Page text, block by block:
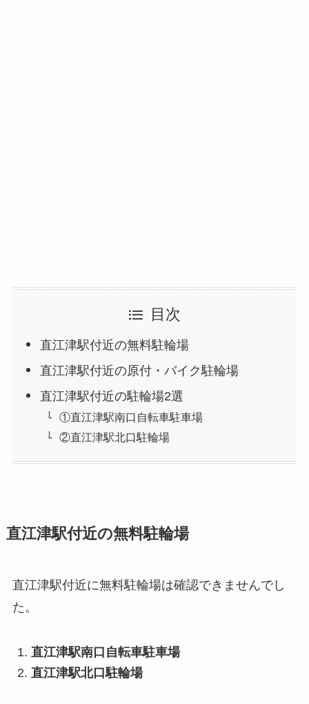
目次
直江津駅付近の無料駐輪場
直江津駅付近の原付・バイク駐輪場
直江津駅付近の駐輪場2選
①直江津駅南口自転車駐車場
②直江津駅北口駐輪場
直江津駅付近の無料駐輪場
直江津駅付近に無料駐輪場は確認できませんでし
た。
直江津駅南口自転車駐車場
直江津駅北口駐輪場